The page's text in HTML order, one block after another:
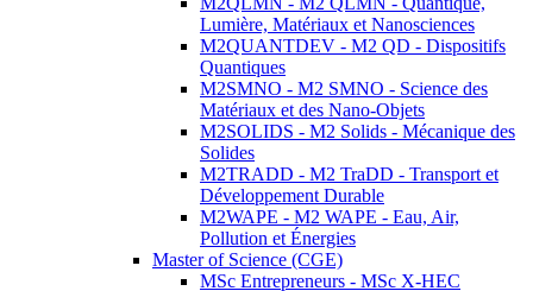
Lumière, Matériaux et Nanosciences
M2QUANTDEV - M2 QD - Dispositifs
Quantiques
M2SMNO - M2 SMNO - Science des
Matériaux et des Nano-Objets
M2SOLIDS - M2 Solids - Mécanique des
Solides
M2TRADD - M2 TraDD - Transport et
Développement Durable
M2WAPE - M2 WAPE - Eau, Air,
Pollution et Énergies
Master of Science (CGE)
MSc Entrepreneurs - MSc X-HEC